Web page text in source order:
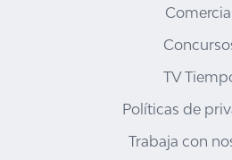
Comercial
TV
Políticas de
Trabaja con